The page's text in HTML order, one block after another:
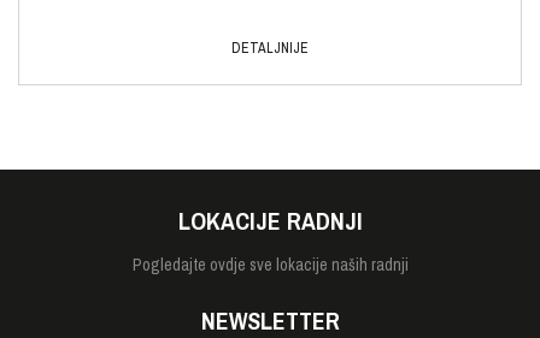
DETALJNIJE
LOKACIJE RADNJI
Pogledajte ovdje sve lokacije naših radnji
NEWSLETTER